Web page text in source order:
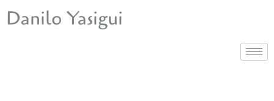
para
Danilo Yasigui